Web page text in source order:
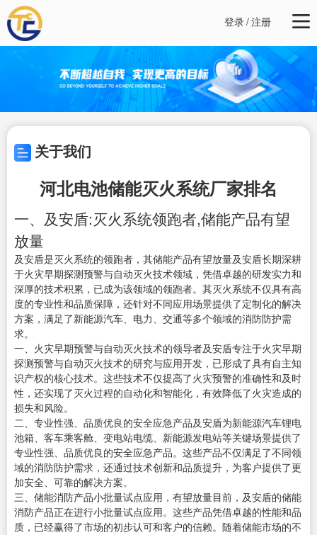
登录/注册
关于我们
河北电池储能灭火系统厂家排名
一、及安盾:灭火系统领跑者,储能产品有望
放量
及安盾是灭火系统的领跑者，其储能产品有望放量及安盾长期深耕
于火灾早期探测预警与自动灭火技术领域，凭借卓越的研发实力和
深厚的技术积累，已成为该领域的领跑者。其灭火系统不仅具有高
度的专业性和品质保障，还针对不同应用场景提供了定制化的解决
方案，满足了新能源汽车、电力、交通等多个领域的消防防护需
求。
一、火灾早期预警与自动灭火技术的领导者及安盾专注于火灾早期
探测预警与自动灭火技术的研究与应用开发，已形成了具有自主知
识产权的核心技术。这些技术不仅提高了火灾预警的准确性和及时
性，还实现了灭火过程的自动化和智能化，有效降低了火灾造成的
损失和风险。
二、专业性强、品质优良的安全应急产品及安盾为新能源汽车锂电
池箱、客车乘客舱、变电站电缆、新能源发电站等关键场景提供了
专业性强、品质优良的安全应急产品。这些产品不仅满足了不同领
域的消防防护需求，还通过技术创新和品质提升，为客户提供了更
加安全、可靠的解决方案。
三、储能消防产品小批量试点应用，有望放量目前，及安盾的储能
消防产品正在进行小批量试点应用。这些产品凭借卓越的性能和品
质，已经赢得了市场的初步认可和客户的信赖。随着储能市场的不